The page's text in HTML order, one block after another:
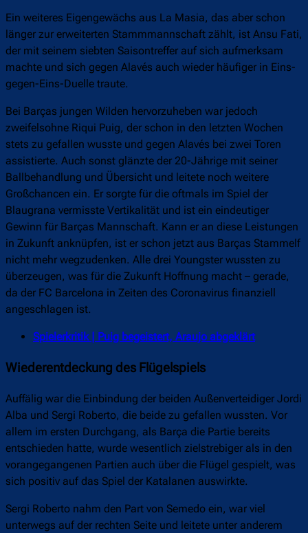
Ein weiteres Eigengewächs aus La Masia, das aber schon
länger zur erweiterten Stammmannschaft zählt, ist Ansu Fati,
der mit seinem siebten Saisontreffer auf sich aufmerksam
machte und sich gegen Alavés auch wieder häufiger in Eins-
gegen-Eins-Duelle traute.
Bei Barças jungen Wilden hervorzuheben war jedoch
zweifelsohne Riqui Puig, der schon in den letzten Wochen
stets zu gefallen wusste und gegen Alavés bei zwei Toren
assistierte. Auch sonst glänzte der 20-Jährige mit seiner
Ballbehandlung und Übersicht und leitete noch weitere
Großchancen ein. Er sorgte für die oftmals im Spiel der
Blaugrana vermisste Vertikalität und ist ein eindeutiger
Gewinn für Barças Mannschaft. Kann er an diese Leistungen
in Zukunft anknüpfen, ist er schon jetzt aus Barças Stammelf
nicht mehr wegzudenken. Alle drei Youngster wussten zu
überzeugen, was für die Zukunft Hoffnung macht – gerade,
da der FC Barcelona in Zeiten des Coronavirus finanziell
angeschlagen ist.
Spielerkritik | Puig begeistert, Araujo abgeklärt
Wiederentdeckung des Flügelspiels
Auffälig war die Einbindung der beiden Außenverteidiger Jordi
Alba und Sergi Roberto, die beide zu gefallen wussten. Vor
allem im ersten Durchgang, als Barça die Partie bereits
entschieden hatte, wurde wesentlich zielstrebiger als in den
vorangegangenen Partien auch über die Flügel gespielt, was
sich positiv auf das Spiel der Katalanen auswirkte.
Sergi Roberto nahm den Part von Semedo ein, war viel
unterwegs auf der rechten Seite und leitete unter anderem